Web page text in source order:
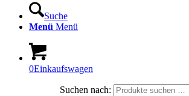
Suche
Menü Menü
0Einkaufswagen
Suchen nach: